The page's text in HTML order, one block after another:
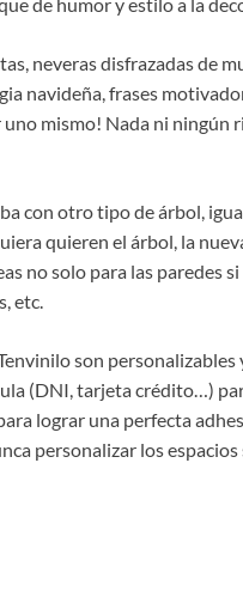
de humor y estilo a la
neveras disfrazadas de
navideña, frases
mismo! Nada ni ningún
con otro tipo de árbol,
quieren el árbol, la
no solo para las paredes
etc.
son personalizables
(DNI, tarjeta crédito…)
lograr una perfecta
personalizar los